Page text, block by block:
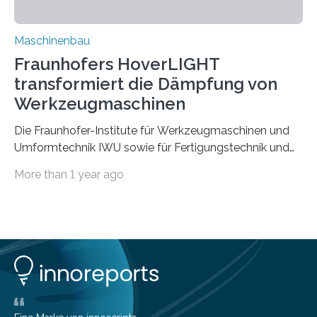
Maschinenbau
Fraunhofers HoverLIGHT
transformiert die Dämpfung von
Werkzeugmaschinen
Die Fraunhofer-Institute für Werkzeugmaschinen und
Umformtechnik IWU sowie für Fertigungstechnik und
Durchbruch in der Materialforschung erzielt: Der
partikelgefüllten Hohlkugeln erreicht HoverLIGHT einen
bisher unerreichten Eigenschaftsmix aus Leichtigkeit,
Steifigkeit und Schwingungsdämpfung. In einem
Gemeinschaftsprojekt mit einem Industriepartner
More than 1 year ago